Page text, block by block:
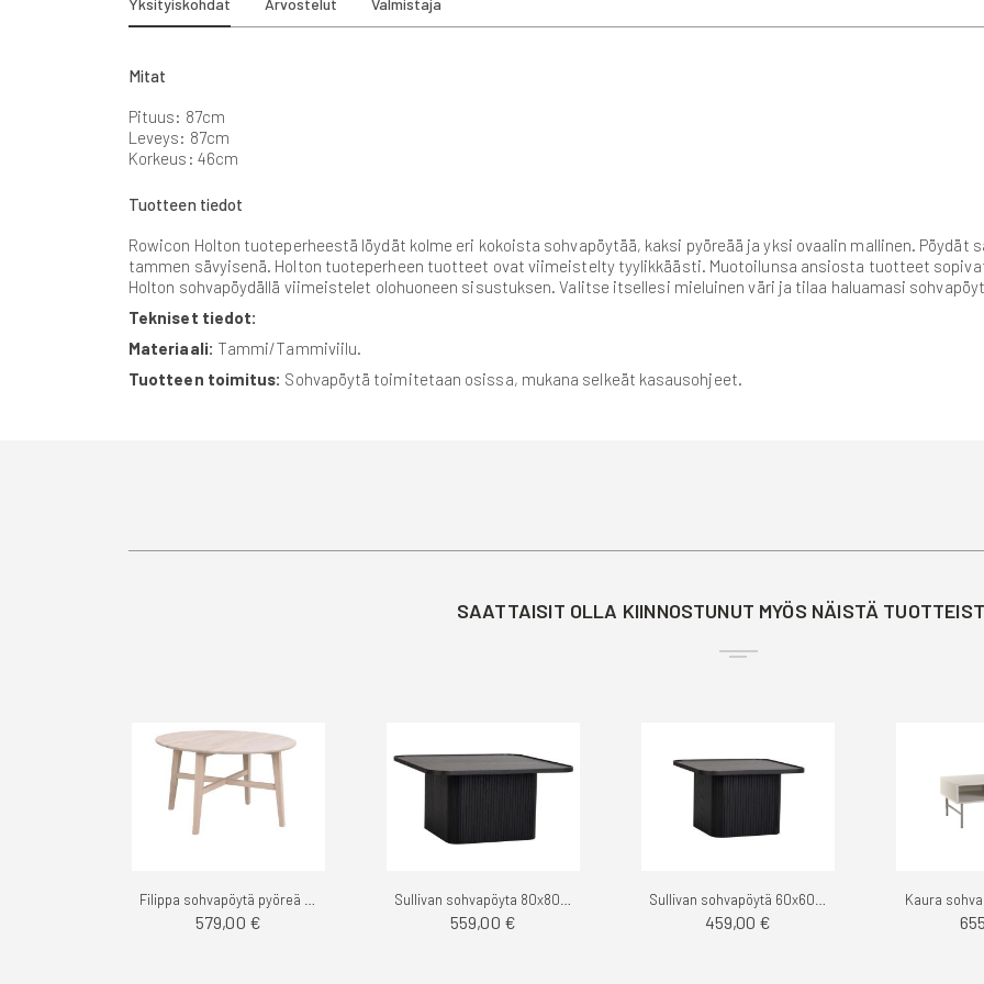
Yksityiskohdat
Mitat
Pituus: 87cm
Leveys: 87cm
Korkeus: 46cm
Tuotteen tiedot
Rowicon Holton tuoteperheestä löydät kolme eri kokoista sohvapöytää, kaksi pyöreää ja yksi ovaalin mallinen.
tammen sävyisenä. Holton tuoteperheen tuotteet ovat viimeistelty tyylikkäästi. Muotoilunsa ansiosta tuotteet
Holton sohvapöydällä viimeistelet olohuoneen sisustuksen. Valitse itsellesi mieluinen väri ja tilaa haluamasi
Tekniset tiedot:
Materiaali: Tammi/Tammiviilu.
Tuotteen toimitus: Sohvapöytä toimitetaan osissa, mukana selkeät kasausohjeet.
Arvostelut Valmistaja
SAATTAISIT OLLA KIINNOSTUNUT MYÖS NÄISTÄ
579,00 € 559,00 € 459,00 €
Kaura